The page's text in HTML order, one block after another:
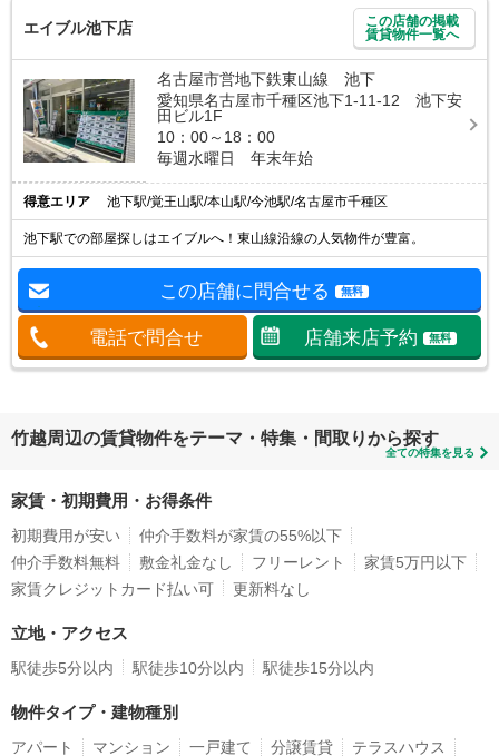
エイブル池下店
この店舗の掲載
賃貸物件一覧へ
名古屋市営地下鉄東山線 池下
愛知県名古屋市千種区池下1-11-12 池下安
田ビル1F
10：00～18：00
毎週水曜日 年末年始
得意エリア 池下駅/覚王山駅/本山駅/今池駅/名古屋市千種区
池下駅での部屋探しはエイブルへ！東山線沿線の人気物件が豊富。
この店舗に問合せる 無料
電話で問合せ 店舗来店予約 無料
竹越周辺の賃貸物件をテーマ・特集・間取りから探す
全ての特集を見る
家賃・初期費用・お得条件
初期費用が安い
仲介手数料が家賃の55%以下
仲介手数料無料
敷金礼金なし フリーレント
家賃5万円以下
家賃クレジットカード払い可
更新料なし
立地・アクセス
駅徒歩5分以内 駅徒歩10分以内 駅徒歩15分以内
物件タイプ・建物種別
アパート マンション 一戸建て 分譲賃貸
テラスハウス